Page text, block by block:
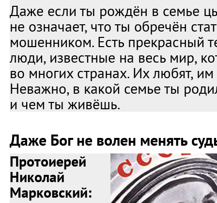
Даже если ты рождён в семье
не означает, что ты обречён
мошенником. Есть прекрасный
люди, известные на весь мир,
во многих странах. Их любят,
Неважно, в какой семье ты
и чем ты живёшь.
Даже Бог не волен менять
Протоиерей
Николай
Марковский: